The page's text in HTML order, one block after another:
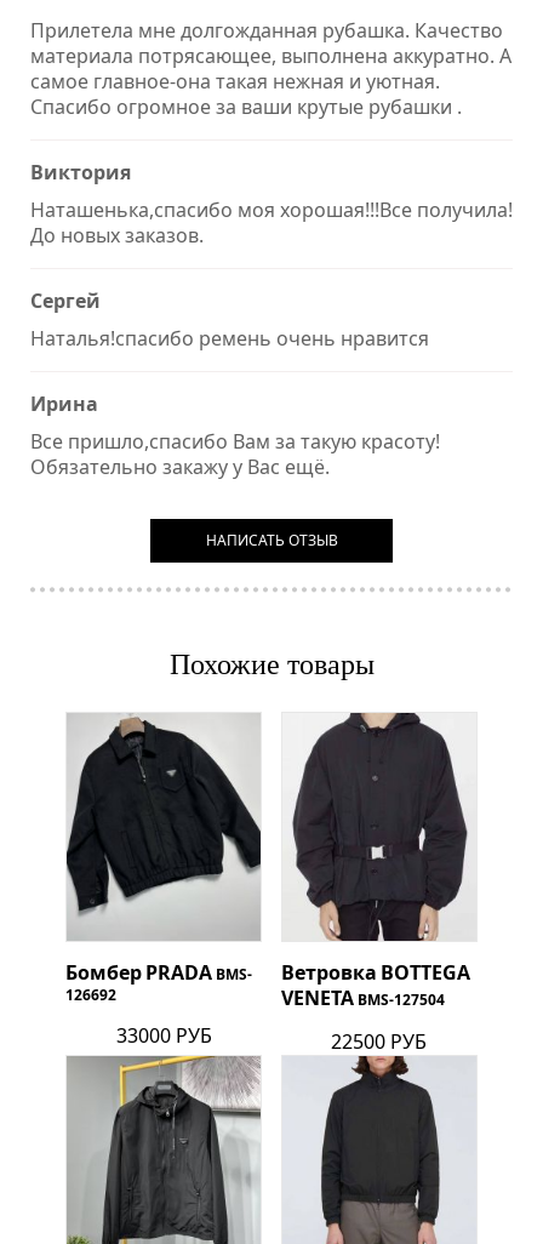
Прилетела мне долгожданная рубашка. Качество
материала потрясающее, выполнена аккуратно. А
самое главное-она такая нежная и уютная.
Спасибо огромное за ваши крутые рубашки .
Виктория
Наташенька,спасибо моя хорошая!!!Все получила!
До новых заказов.
Сергей
Наталья!спасибо ремень очень нравится
Ирина
Все пришло,спасибо Вам за такую красоту!
Обязательно закажу у Вас ещё.
НАПИСАТЬ ОТЗЫВ
Похожие товары
БомберPRADA BMS-
126692
33000 РУБ
Ветровка BOTTEGA
VENETA BMS-127504
22500 РУБ